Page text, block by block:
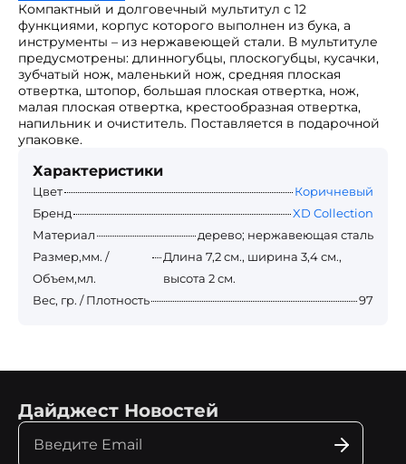
Компактный и долговечный мультитул с 12
функциями, корпус которого выполнен из бука, а
инструменты – из нержавеющей стали. В мультитуле
предусмотрены: длинногубцы, плоскогубцы, кусачки,
зубчатый нож, маленький нож, средняя плоская
отвертка, штопор, большая плоская отвертка, нож,
малая плоская отвертка, крестообразная отвертка,
напильник и очиститель. Поставляется в подарочной
упаковке.
Характеристики
Цвет
Коричневый
Бренд
XD Collection
Материал
дерево; нержавеющая сталь
Размер,мм. /
Объем,мл.
Длина 7,2 см., ширина 3,4 см.,
высота 2 см.
Вес, гр. / Плотность
97
Дайджест Новостей